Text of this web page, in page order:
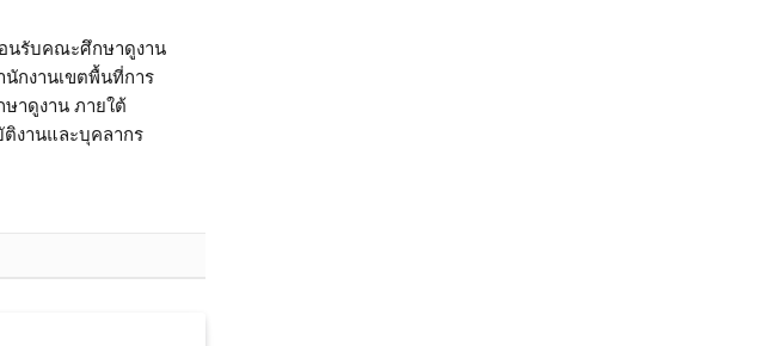
นรับคณะศึกษาดูงาน
นักงานเขตพื้นที่การ
าดูงาน ภายใต้
ติงานและบุคลากร